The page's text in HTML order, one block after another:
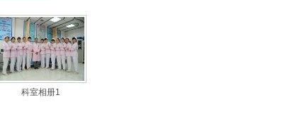
科室相册1